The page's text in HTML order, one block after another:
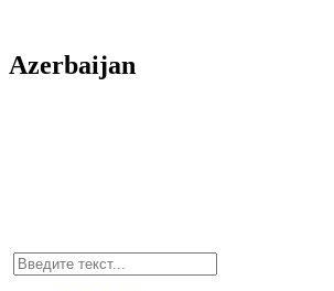
Azerbaijan